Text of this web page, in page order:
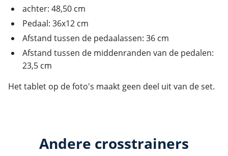
achter: 48,50 cm
Pedaal: 36x12 cm
Afstand tussen de pedaalassen: 36 cm
Afstand tussen de middenranden van de pedalen:
23,5 cm
Het tablet op de foto's maakt geen deel uit van de set.
Andere crosstrainers